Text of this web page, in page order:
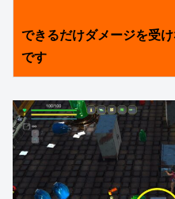
できるだけダメージを受
です